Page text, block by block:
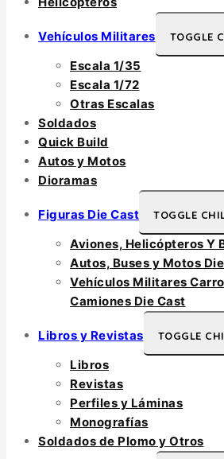
Vehículos Militares TOGGLE
Escala 1/35
Escala 1/72
Otras Escalas
Soldados
Quick Build
Autos y Motos
Dioramas
Figuras Die Cast TOGGLE
Aviones, Helicópteros Y
Autos, Buses y Motos
Vehículos Militares
Camiones Die Cast
Libros y Revistas TOGGLE
Libros
Revistas
Perfiles y Láminas
Monografías
Soldados de Plomo y Otros